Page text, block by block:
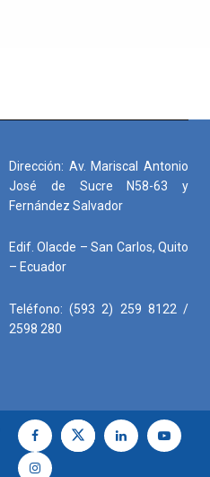
Dirección: Av. Mariscal Antonio
José de Sucre N58-63 y
Fernández Salvador
Edif. Olacde – San Carlos, Quito
– Ecuador
Teléfono: (593 2) 259 8122 /
2598 280